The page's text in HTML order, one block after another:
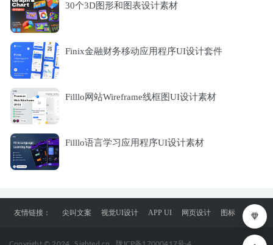
30个3D图形和图表设计素材
Finix金融财务移动应用程序UI设计套件
Filllo网站Wireframe线框图UI设计素材
Filllo语言学习应用程序UI设计素材
友情链接： 尖叫文案 视觉UI设计 APP UI 网页设计 图标